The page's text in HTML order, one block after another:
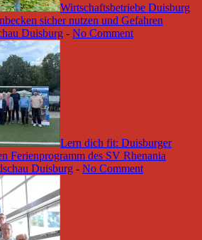
Wirtschaftsbetriebe Duisburg
sicher nutzen und Gefahren
Duisburg - No Comment
Lern dich fit: Duisburger
Ferienprogramm des SV Rhenania
Duisburg - No Comment